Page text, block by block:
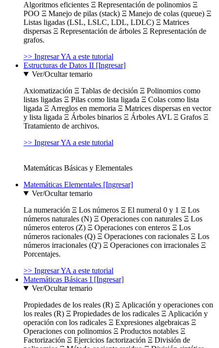
Algoritmos eficientes Ξ Representación de polinomios Ξ
POO Ξ Manejo de pilas (stack) Ξ Manejo de colas (queue) Ξ
Listas ligadas (LSL, LSLC, LDL, LDLC) Ξ Matrices
dispersas Ξ Representación de árboles Ξ Representación de
grafos.
>> Ingresar YA a este tutorial
Estructuras de Datos II [Ingresar]
Ver/Ocultar temario
Axiomatización Ξ Tablas de decisión Ξ Polinomios como
listas ligadas Ξ Pilas como lista ligada Ξ Colas como lista
ligada Ξ Arreglos en memoria Ξ Matrices dispersas en vector
y lista ligada Ξ Árboles binarios Ξ Árboles AVL Ξ Grafos Ξ
Tratamiento de archivos.
>> Ingresar YA a este tutorial
Matemáticas Básicas y Elementales
Matemáticas Elementales [Ingresar]
Ver/Ocultar temario
La numeración Ξ Los números Ξ El numeral 0 y 1 Ξ Los
números naturales (N) Ξ Operaciones con naturales Ξ Los
números enteros (Z) Ξ Operaciones con enteros Ξ Los
números racionales (Q) Ξ Operaciones con racionales Ξ Los
números irracionales (Q') Ξ Operaciones con irracionales Ξ
Porcentajes.
>> Ingresar YA a este tutorial
Matemáticas Básicas I [Ingresar]
Ver/Ocultar temario
Propiedades de los reales (R) Ξ Aplicación y operaciones con
los reales (R) Ξ Propiedades de los radicales Ξ Aplicación y
operación con los radicales Ξ Expresiones algebraicas Ξ
Operaciones con polinomios Ξ Productos notables Ξ
Factorización Ξ Ejercicios factorización Ξ División de